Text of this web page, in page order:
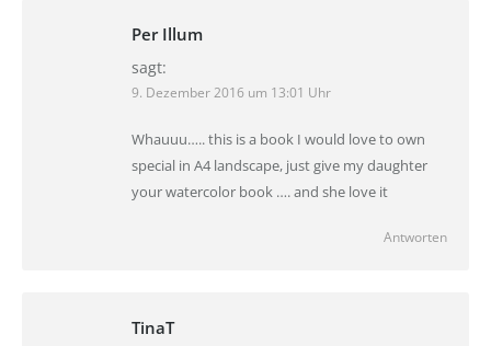
Per Illum
sagt:
9. Dezember 2016 um 13:01 Uhr
Whauuu….. this is a book I would love to own
special in A4 landscape, just give my daughter
your watercolor book …. and she love it
Antworten
TinaT